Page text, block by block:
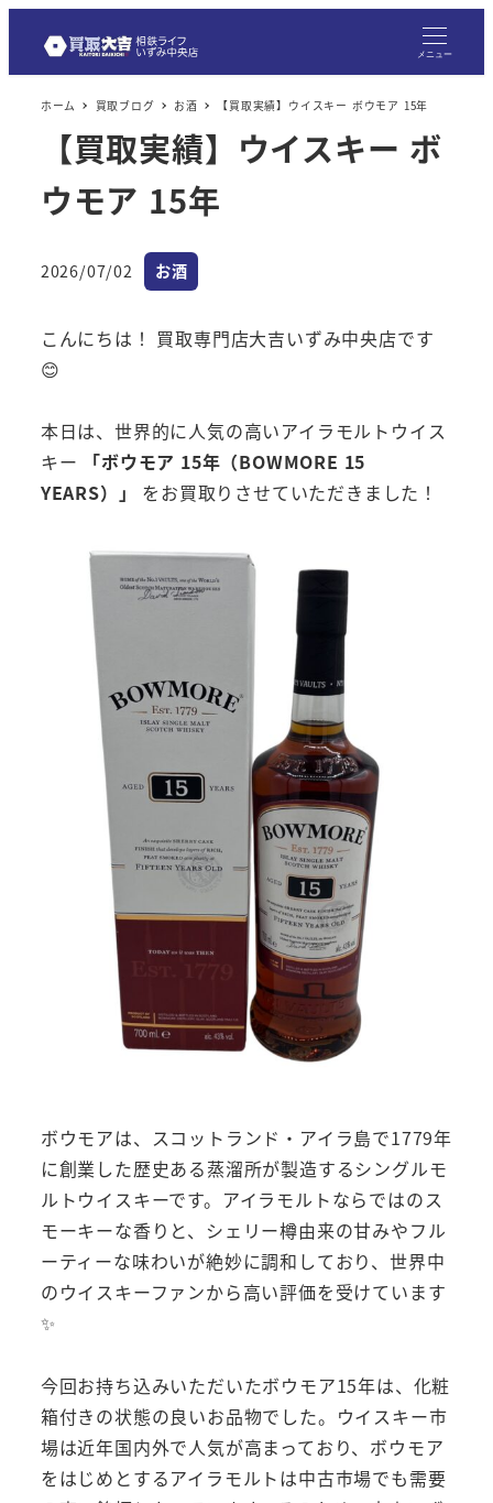
メニュー
ホーム 買取ブログ お酒 【買取実績】ウイスキー ボウモア 15年
【買取実績】ウイスキー ボ
ウモア 15年
投稿日
2026/07/02 カテゴリー
お酒
こんにちは！ 買取専門店大吉いずみ中央店です
😊
本日は、世界的に人気の高いアイラモルトウイス
キー
「ボウモア 15年（BOWMORE 15
YEARS）」
をお買取りさせていただきました！
ボウモアは、スコットランド・アイラ島で1779年
に創業した歴史ある蒸溜所が製造するシングルモ
ルトウイスキーです。アイラモルトならではのス
モーキーな香りと、シェリー樽由来の甘みやフル
ーティーな味わいが絶妙に調和しており、世界中
のウイスキーファンから高い評価を受けています
✨
今回お持ち込みいただいたボウモア15年は、化粧
箱付きの状態の良いお品物でした。ウイスキー市
場は近年国内外で人気が高まっており、ボウモア
をはじめとするアイラモルトは中古市場でも需要